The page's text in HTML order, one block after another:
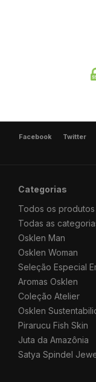
Facebook Twitter
Categorias
Todos os produtos
Todas as
Osklen Man
Osklen Woman
Seleção Especial
Aromas Osklen
Coleção Atelier
Osklen
Pirarucu Fish Skin
Juta da Amazônia
Satya Spindel